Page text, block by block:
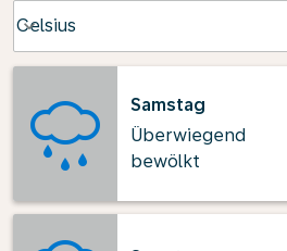
Celsius
keyboard_arrow_down
Samstag
Überwiegend
bewölkt